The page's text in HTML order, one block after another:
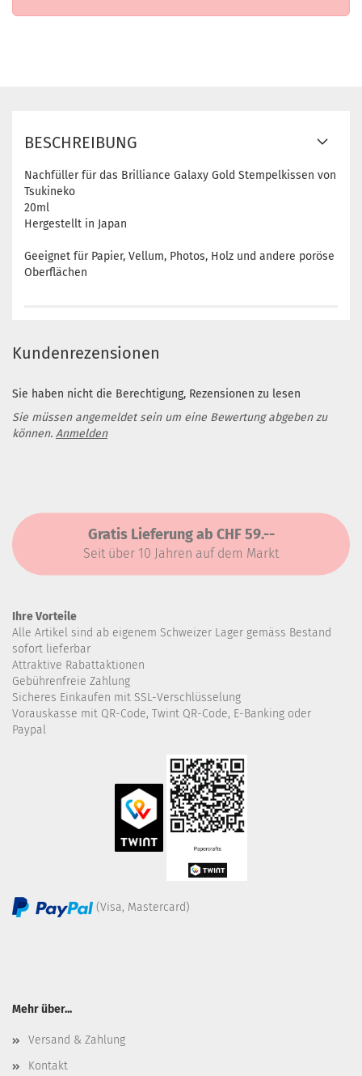
BESCHREIBUNG
Nachfüller für das Brilliance Galaxy Gold Stempelkissen von
Tsukineko
20ml
Hergestellt in Japan
Geeignet für Papier, Vellum, Photos, Holz und andere poröse
Oberflächen
Kundenrezensionen
Sie haben nicht die Berechtigung, Rezensionen zu lesen
Sie müssen angemeldet sein um eine Bewertung abgeben zu
können. Anmelden
Gratis Lieferung ab CHF 59.--
Seit über 10 Jahren auf dem Markt
Ihre Vorteile
Alle Artikel sind ab eigenem Schweizer Lager gemäss Bestand
sofort lieferbar
Attraktive Rabattaktionen
Gebührenfreie Zahlung
Sicheres Einkaufen mit SSL-Verschlüsselung
Vorauskasse mit QR-Code, Twint QR-Code, E-Banking oder
Paypal
(Visa, Mastercard)
Mehr über...
Versand & Zahlung
Kontakt